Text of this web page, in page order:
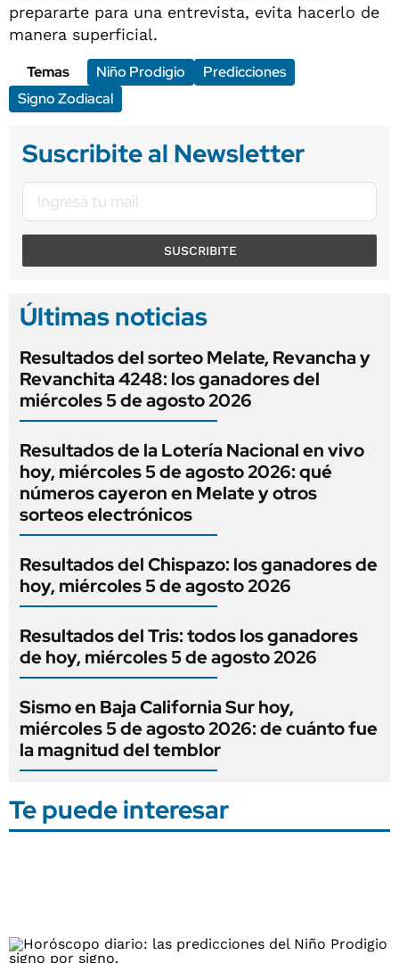
prepararte para una entrevista, evita hacerlo de
manera superficial.
Temas
Niño Prodigio
Predicciones
Signo Zodiacal
Suscribite al Newsletter
SUSCRIBITE
Últimas noticias
Resultados del sorteo Melate, Revancha y
Revanchita 4248: los ganadores del
miércoles 5 de agosto 2026
Resultados de la Lotería Nacional en vivo
hoy, miércoles 5 de agosto 2026: qué
números cayeron en Melate y otros
sorteos electrónicos
Resultados del Chispazo: los ganadores de
hoy, miércoles 5 de agosto 2026
Resultados del Tris: todos los ganadores
de hoy, miércoles 5 de agosto 2026
Sismo en Baja California Sur hoy,
miércoles 5 de agosto 2026: de cuánto fue
la magnitud del temblor
Te puede interesar